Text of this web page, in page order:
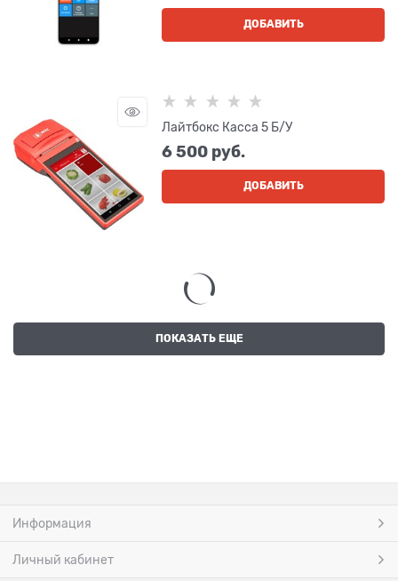
ДОБАВИТЬ
Лайтбокс Касса 5 Б/У
6 500 руб.
ДОБАВИТЬ
ПОКАЗАТЬ ЕЩЕ
Информация
Личный кабинет